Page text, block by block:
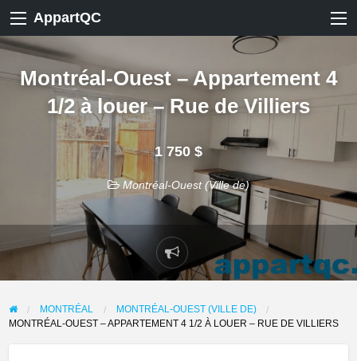
AppartQC
Montréal-Ouest – Appartement 4
1/2 à louer – Rue de Villiers
1 750 $
Montréal-Ouest (Ville de)
Signaler
un
problème
MONTRÉAL
MONTRÉAL-OUEST (VILLE DE)
MONTRÉAL-OUEST – APPARTEMENT 4 1/2 À LOUER – RUE DE VILLIERS